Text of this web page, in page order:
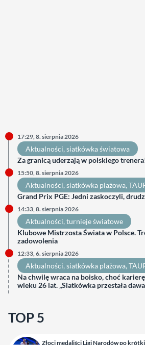
17:29, 8. sierpnia 2026
Aktualności, siatkówka światowa
Za granicą uderzają w polskiego
15:50, 8. sierpnia 2026
Aktualności, siatkówka plażowa,
Grand Prix PGE: Jedni zaskoczyli,
14:33, 8. sierpnia 2026
Aktualności, turnieje światowe
Klubowe Mistrzosta Świata w Polsce.
zadowolenia
12:33, 6. sierpnia 2026
Aktualności, siatkówka plażowa,
Na chwilę wraca na boisko, choć
wieku 26 lat. „Siatkówka przestała
TOP 5
Złoci medaliści Ligi Narodów po